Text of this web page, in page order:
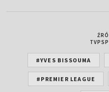
#YVES BISSOUMA
#PREMIER LEAGUE